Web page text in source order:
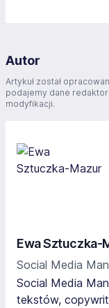
Autor
Artykuł został
podajemy dane
modyfikacji.
Ewa Sztuczka-
Social Media
Social Media
tekstów,